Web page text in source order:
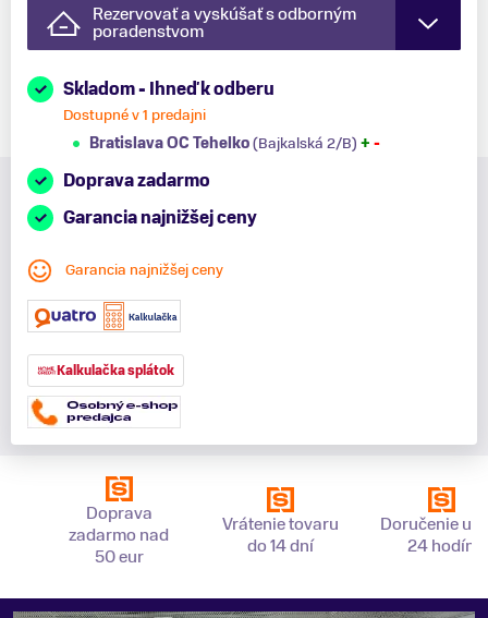
Rezervovať a vyskúšať s odborným
poradenstvom
Skladom - Ihneď k odberu
Dostupné v 1 predajni
Bratislava OC Tehelko(Bajkalská 2/B) + -
Doprava zadarmo
Garancia najnižšej ceny
Garancia najnižšej ceny
Kalkulačka splátok
Doprava
zadarmo nad
50 eur
Vrátenie tovaru
do 14 dní
Doručenie už
24 hodín